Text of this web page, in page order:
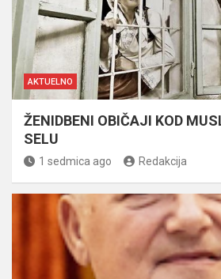
AKTUELNO
ŽENIDBENI OBIČAJI KOD
SELU
1 sedmica ago Redakcija